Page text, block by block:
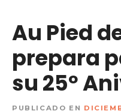
Au Pied
prepara
su 25º
PUBLICADO EN